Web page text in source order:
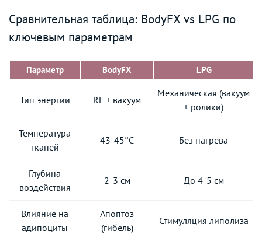
Сравнительная таблица: BodyFX vs LPG по
ключевым параметрам
Параметр BodyFX LPG
Тип энергии RF + вакуум
Механическая (вакуум
+ ролики)
Температура
тканей
43-45°C Без нагрева
Глубина
воздействия
2-3 см До 4-5 см
Влияние на
адипоциты
Апоптоз
(гибель)
Стимуляция липолиза